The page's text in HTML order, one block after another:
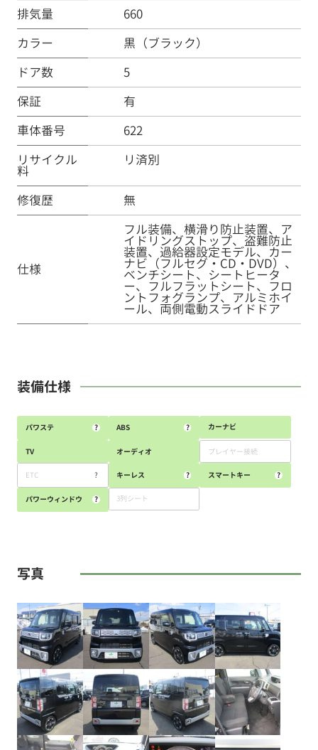
排気量
660
カラー
黒（ブラック）
ドア数
5
保証
有
車体番号
622
リサイクル
料
リ済別
修復歴 無
仕様
フル装備、横滑り防止装置、ア
イドリングストップ、盗難防止
装置、過給器設定モデル、カー
ナビ（フルセグ・CD・DVD）、
ベンチシート、シートヒータ
ー、フルフラットシート、フロ
ントフォグランプ、アルミホイ
ール、両側電動スライドドア
装備仕様
パワステ ? ABS ? カーナビ
TV オーディオ プレイヤー接続
ETC ? キーレス ? スマートキー ?
パワーウィンドウ ? 3列シート
写真